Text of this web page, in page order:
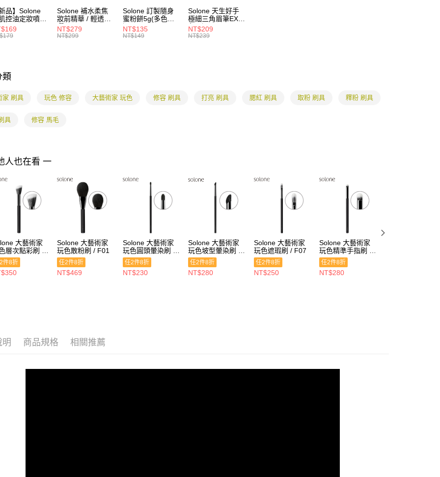
資料（包含姓名、電話或地址）提供予台灣大哥大進項蒐集、處理及利
用，由本公司與您本人進行分期帳單所需資料之確認、核對及更正。
3.完整用戶服務條款，請詳閱以下連結：
是否繳費成功／繳費後需取消欲退款等相關疑問，請聯繫「AFTEE先享後
付客戶支援中心」https://netprotections.freshdesk.com/support/home
【注意事項】
「AFTEE先享後付」，若未經同意申辦者引起之損失，本公司不負相關責
付款後7-11取貨
每筆NT$80，滿NT$699(含以上)免運費
品】Solone
控油定妝噴霧
Solone 補水柔焦
妝前精華 / 輕透防
曬
SPF40★★★★(3
NT$279
NT$299
Solone 訂製隨身
蜜粉餅5g(多色可
選)
NT$135
NT$149
Solone 天生好手
極細三角眉筆EX(4
色可選)
NT$209
NT$239
類
家 刷具 玩色 修容 大藝術家 玩色 修容 刷具 打亮 刷具 腮紅 刷具 取粉 刷具 釋粉 刷具
具 修容 馬毛
人也在看 一
大藝術家
層次點彩刷 /
件8折
Solone 大藝術家
玩色散粉刷 / F01
任2件8折
NT$469
Solone 大藝術家
玩色圓頭暈染刷 /
E04
任2件8折
NT$230
Solone 大藝術家
玩色坡型暈染刷 /
E12
任2件8折
NT$280
Solone 大藝術家
玩色遮瑕刷 / F07
任2件8折
NT$250
Solone 大藝術家
玩色精準手指刷 /
F11
任2件8折
NT$280
明 商品規格 相關推薦